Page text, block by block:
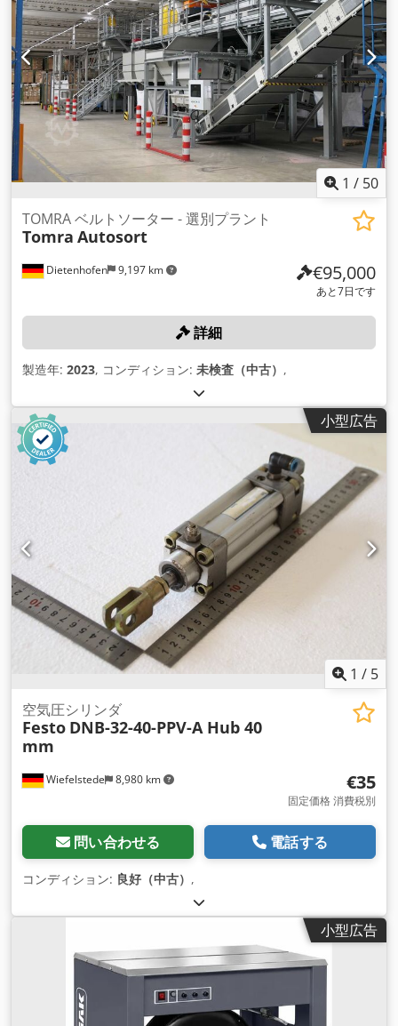
1 / 50
Dietenhofen 9,197 km
TOMRA ベルトソーター - 選別プラント
Tomra Autosort
€95,000
あと7日です
詳細
製造年: 2023, コンディション: 未検査（中古） ,
小型広告
1 / 5
Wiefelstede 8,980 km
空気圧シリンダ
Festo DNB-32-40-PPV-A Hub 40
mm
€35
固定価格 消費税別
問い合わせる 電話する
コンディション: 良好（中古） ,
小型広告